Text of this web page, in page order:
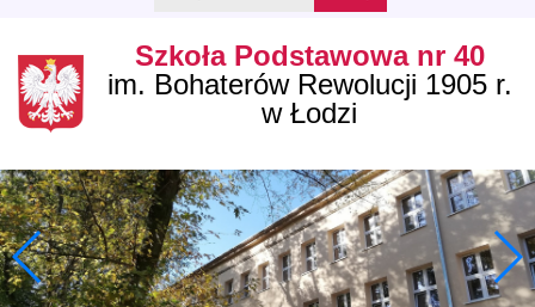
Szkoła Podstawowa nr 40
im. Bohaterów Rewolucji 1905 r.
w Łodzi